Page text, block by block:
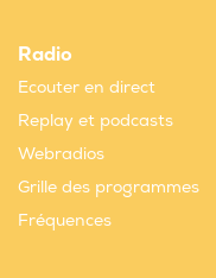
Radio
Ecouter en direct
Replay et podcasts
Webradios
Grille des programmes
Fréquences